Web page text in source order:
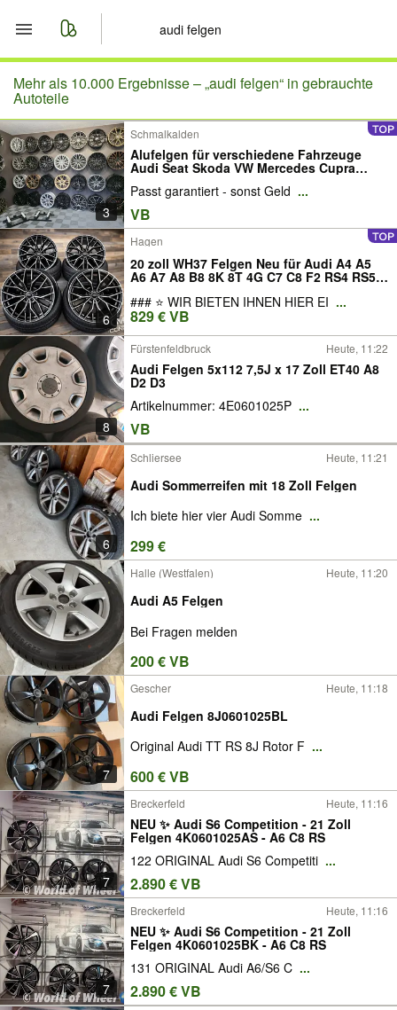
Start
Merkliste
Nachrichten
Anzeige aufgeben
Mehr als 10.000 Ergebnisse –„audi felgen“ in gebrauchte
Autoteile
3
Schmalkalden
Alufelgen für verschiedene Fahrzeuge
Audi Seat Skoda VW Mercedes Cupra
BMW Mini Sommerreifen Allwetterreifen
Winterreifen Felgen Räder mit ABE TÜV
schwarz grau silber bronze Alu 5x112
5x120 komplett
Passt garantiert - sonst Geld ...
VB
6
Hagen
20 zoll WH37 Felgen Neu für Audi A4 A5
A6 A7 A8 B8 8K 8T 4G C7 C8 F2 RS4 RS5
SQ7 Q5 Q7 Q8 Etron Sline Quattro
Sportback Cabrio Avant Limo Sommer
### ⭐ WIR BIETEN IHNEN HIER EI ...
829 € VB
8
Fürstenfeldbruck Heute, 11:22
Audi Felgen 5x112 7,5J x 17 Zoll ET40 A8
D2 D3
Artikelnummer: 4E0601025P ...
VB
6
Schliersee Heute, 11:21
Audi Sommerreifen mit 18 Zoll Felgen
Ich biete hier vier Audi Somme ...
299 €
Halle (Westfalen) Heute, 11:20
Audi A5 Felgen
Bei Fragen melden
200 € VB
7
Gescher Heute, 11:18
Audi Felgen 8J0601025BL
Original Audi TT RS 8J Rotor F ...
600 € VB
7
Breckerfeld Heute, 11:16
NEU ✨ Audi S6 Competition - 21 Zoll
Felgen 4K0601025AS - A6 C8 RS
122 ORIGINAL Audi S6 Competiti ...
2.890 € VB
7
Breckerfeld Heute, 11:16
NEU ✨ Audi S6 Competition - 21 Zoll
Felgen 4K0601025BK - A6 C8 RS
131 ORIGINAL Audi A6/S6 C ...
2.890 € VB